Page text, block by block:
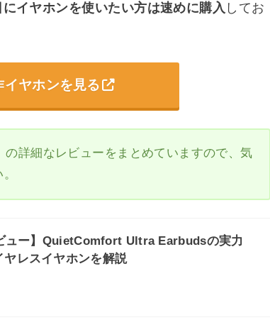
イヤホンを使いたい方は速めに購入 してお
ヤホンを見る
の詳細なレビューをまとめていますので、気
ュー】QuietComfort Ultra Earbudsの実力
レスイヤホンを解説